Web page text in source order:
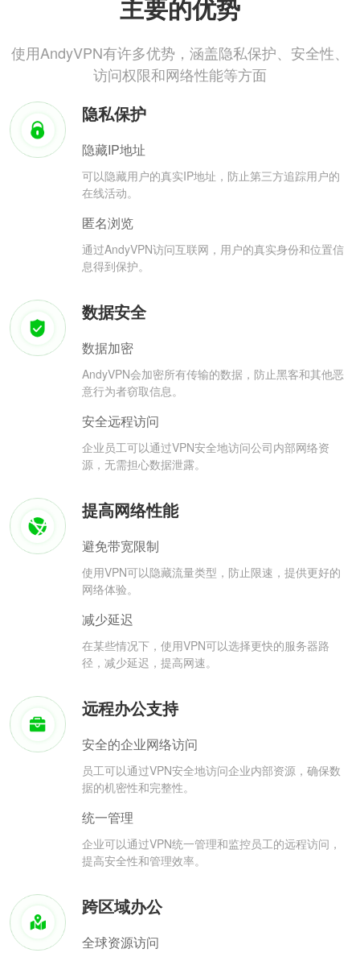
主要的优势
使用AndyVPN有许多优势，涵盖隐私保护、安全性、
访问权限和网络性能等方面
隐私保护
隐藏IP地址
可以隐藏用户的真实IP地址，防止第三方追踪用户的
在线活动。
匿名浏览
通过AndyVPN访问互联网，用户的真实身份和位置信
息得到保护。
数据安全
数据加密
AndyVPN会加密所有传输的数据，防止黑客和其他恶
意行为者窃取信息。
安全远程访问
企业员工可以通过VPN安全地访问公司内部网络资
源，无需担心数据泄露。
提高网络性能
避免带宽限制
使用VPN可以隐藏流量类型，防止限速，提供更好的
网络体验。
减少延迟
在某些情况下，使用VPN可以选择更快的服务器路
径，减少延迟，提高网速。
远程办公支持
安全的企业网络访问
员工可以通过VPN安全地访问企业内部资源，确保数
据的机密性和完整性。
统一管理
企业可以通过VPN统一管理和监控员工的远程访问，
提高安全性和管理效率。
跨区域办公
全球资源访问